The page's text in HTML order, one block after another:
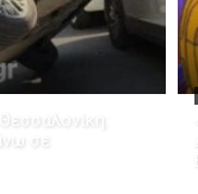
σε